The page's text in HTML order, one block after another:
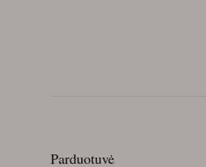
Parduotuvė